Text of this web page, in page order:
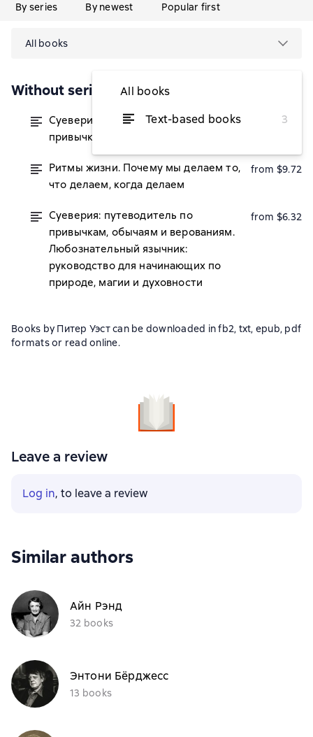
By series By newest Popular first
All books
All books
Text-based books
3
Without series
Суеверия. Путеводитель по
привычкам, обычаям и верованиям
from $6.07
Ритмы жизни. Почему мы делаем то,
что делаем, когда делаем
from $9.72
Суеверия: путеводитель по
привычкам, обычаям и верованиям.
Любознательный язычник:
руководство для начинающих по
природе, магии и духовности
from $6.32
Books by Питер Уэст can be downloaded in fb2, txt, epub, pdf
formats or read online.
Leave a review
Log in, to leave a review
Similar authors
Айн Рэнд
32 books
Энтони Бёрджесс
13 books